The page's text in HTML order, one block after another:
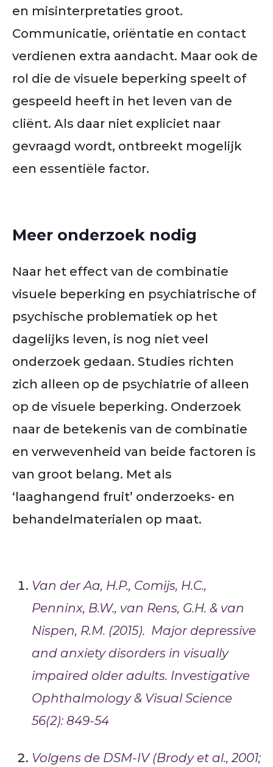
en misinterpretaties groot.
Communicatie, oriëntatie en contact
verdienen extra aandacht. Maar ook de
rol die de visuele beperking speelt of
gespeeld heeft in het leven van de
cliënt. Als daar niet expliciet naar
gevraagd wordt, ontbreekt mogelijk
een essentiële factor.
Meer onderzoek nodig
Naar het effect van de combinatie
visuele beperking en psychiatrische of
psychische problematiek op het
dagelijks leven, is nog niet veel
onderzoek gedaan. Studies richten
zich alleen op de psychiatrie of alleen
op de visuele beperking. Onderzoek
naar de betekenis van de combinatie
en verwevenheid van beide factoren is
van groot belang. Met als
‘laaghangend fruit’ onderzoeks- en
behandelmaterialen op maat.
Van der Aa, H.P., Comijs, H.C.,
Penninx, B.W., van Rens, G.H. & van
Nispen, R.M. (2015). Major depressive
and anxiety disorders in visually
impaired older adults. Investigative
Ophthalmology & Visual Science
56(2): 849-54
Volgens de DSM-IV (Brody et al., 2001;